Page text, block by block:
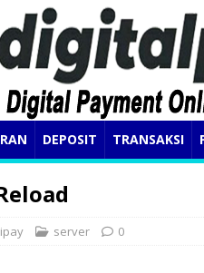
DEPOSIT TRANSAKSI
server 0